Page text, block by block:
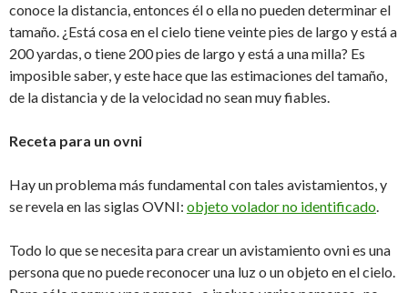
conoce la distancia, entonces él o ella no pueden determinar el
tamaño. ¿Está cosa en el cielo tiene veinte pies de largo y está a
200 yardas, o tiene 200 pies de largo y está a una milla? Es
imposible saber, y este hace que las estimaciones del tamaño,
de la distancia y de la velocidad no sean muy fiables.
Receta para un ovni
Hay un problema más fundamental con tales avistamientos, y
se revela en las siglas OVNI: objeto volador no identificado.
Todo lo que se necesita para crear un avistamiento ovni es una
persona que no puede reconocer una luz o un objeto en el cielo.